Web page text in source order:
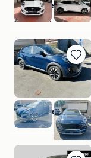
Van Mossel Ford
Zaventem
Bewaren
in
Garage Steenhaut
Lede